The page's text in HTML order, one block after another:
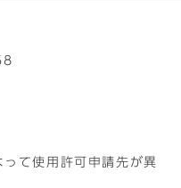
て使用許可申請先が異